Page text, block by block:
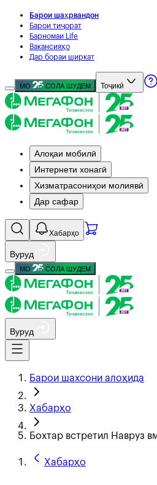
Барои шаҳрвандон
Барои тиҷорат
Барномаи Life
Вакансияҳо
Дар бораи ширкат
МО СОЛА ШУДЕМ Тоҷикӣ
Алоқаи мобилӣ
Интернети хонагӣ
Хизматрасониҳои молиявӣ
Дар сафар
Хабарҳо
Вуруд
МО СОЛА ШУДЕМ
Вуруд
Барои шахсони алоҳида
Хабарҳо
Бохтар встретил Навруз
Хабарҳо